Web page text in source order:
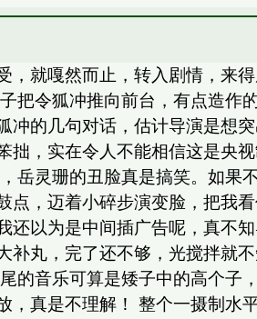
就嘎然而止，转入剧情，来
把令狐冲推向前台，有点造
的几句对话，估计导演是想
，实在令人不能相信这是央
岳灵珊的丑脸真是搞笑。如果
，迈着小碎步演变脸，把我
以为是中间插广告呢，真不
丸，完了还不够，光搅拌就
的音乐可算是矮子中的高个
真是不理解！ 整个一摄制水